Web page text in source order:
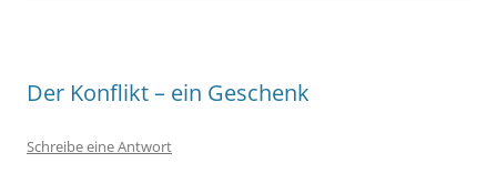
Der Konflikt – ein Geschenk
Schreibe eine Antwort